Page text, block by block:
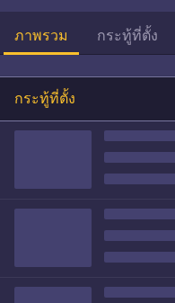
ภาพรวม กระทู้ที่ตั้ง
กระทู้ที่ตั้ง